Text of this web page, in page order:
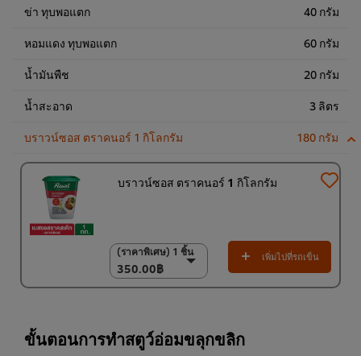
ข่า ทุบพอแตก 40 กรัม
หอมแดง ทุบพอแตก 60 กรัม
น้ำมันพืช 20 กรัม
น้ำสะอาด 3 ลิตร
บราวน์ซอส ตราคนอร์ 1 กิโลกรัม 180 กรัม
บราวน์ซอส ตราคนอร์ 1 กิโลกรัม
(ราคาพิเศษ) 1 ชิ้น
350.00฿
(ราคาพิเศษ) 1 ชิ้น
350.00฿
(ราคาพิเศษ) แพ็ค 6
เพิ่มไปที่รถเข็น
ขั้นตอนการทำสตูว์อ่อมขลุกขลิก